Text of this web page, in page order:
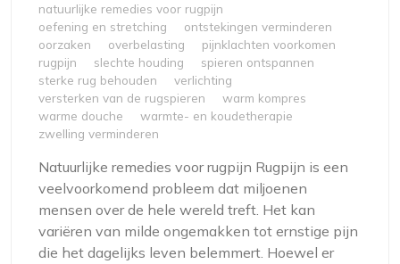
natuurlijke remedies voor rugpijn
oefening en stretching
ontstekingen verminderen
oorzaken
overbelasting
pijnklachten voorkomen
rugpijn
slechte houding
spieren ontspannen
sterke rug behouden
verlichting
versterken van de rugspieren
warm kompres
warme douche
warmte- en koudetherapie
zwelling verminderen
Natuurlijke remedies voor rugpijn Rugpijn is een
veelvoorkomend probleem dat miljoenen
mensen over de hele wereld treft. Het kan
variëren van milde ongemakken tot ernstige pijn
die het dagelijks leven belemmert. Hoewel er